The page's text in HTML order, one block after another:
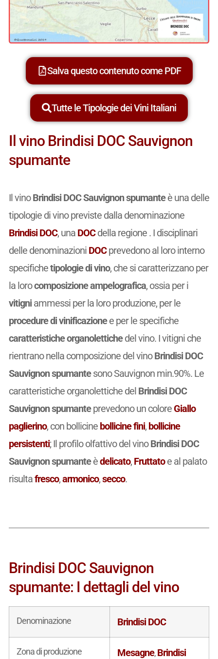
Salva questo contenuto come PDF
Tutte le Tipologie dei Vini Italiani
Il vino Brindisi DOC Sauvignon
spumante
Il vinoBrindisi DOC Sauvignon spumanteè una delle
tipologie di vino previste dalla denominazione
Brindisi DOC, una DOCdella regione . I disciplinari
delle denominazioni DOCprevedono al loro interno
specifichetipologie di vino, che si caratterizzano per
la lorocomposizione ampelografica, ossia per i
vitigniammessi per la loro produzione, per le
procedure di vinificazionee per le specifiche
caratteristiche organolettichedel vino. I vitigni che
rientrano nella composizione del vinoBrindisi DOC
Sauvignon spumantesono Sauvignon min.90%. Le
caratteristiche organolettiche delBrindisi DOC
Sauvignon spumanteprevedono un colore Giallo
paglierino, con bollicine bollicine fini, bollicine
persistenti; Il profilo olfattivo del vinoBrindisi DOC
Sauvignon spumanteèdelicato, Fruttatoe al palato
risultafresco,armonico,secco.
Brindisi DOC Sauvignon
spumante: I dettagli del vino
Denominazione Brindisi DOC
Zona di produzione Mesagne,Brindisi